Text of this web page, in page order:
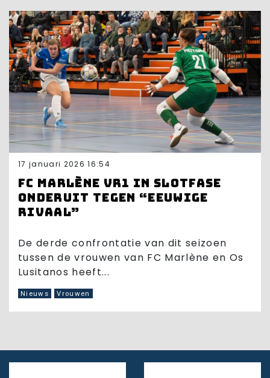
17 januari 2026 16:54
FC Marlène VR1 in slotfase
onderuit tegen “eeuwige
rivaal”
De derde confrontatie van dit seizoen
tussen de vrouwen van FC Marlène en Os
Lusitanos heeft...
Nieuws Vrouwen